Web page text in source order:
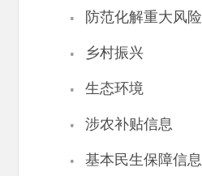
· 防范化解重大风险
· 乡村振兴
· 生态环境
· 涉农补贴信息
· 基本民生保障信息